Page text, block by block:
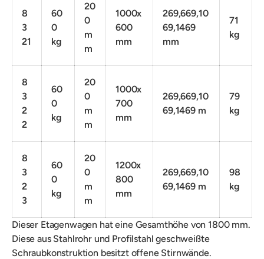
8
3
21
60
0
kg
20
0
m
m
1000x
600
mm
269,669,10
69,1469
mm
71
kg
8
3
2
2
60
0
kg
20
0
m
m
1000x
700
mm
269,669,10
69,1469 m
79
kg
8
3
2
3
60
0
kg
20
0
m
m
1200x
800
mm
269,669,10
69,1469 m
98
kg
Dieser Etagenwagen hat eine Gesamthöhe von 1800 mm.
Dieseaus Stahlrohr und Profilstahl geschweißte
Schraubkonstruktion besitzt offene Stirnwände.